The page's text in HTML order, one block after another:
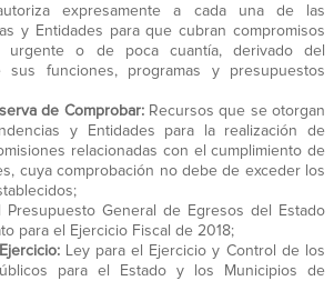
expresamente a cada una de las
y Entidades para que cubran compromisos
urgente o de poca cuantía, derivado del
sus funciones, programas y presupuestos
de Comprobar:Recursos que se otorgan
y Entidades para la realización de
relacionadas con el cumplimiento de
cuya comprobación no debe de exceder los
Presupuesto General de Egresos del Estado
para el Ejercicio Fiscal de 2018;
Ley para el Ejercicio y Control de los
para el Estado y los Municipios de